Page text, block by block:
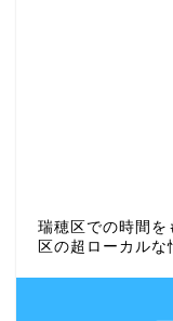
瑞穂区での時間を
区の超ローカルな